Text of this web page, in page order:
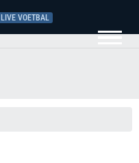
LIVE VOETBAL